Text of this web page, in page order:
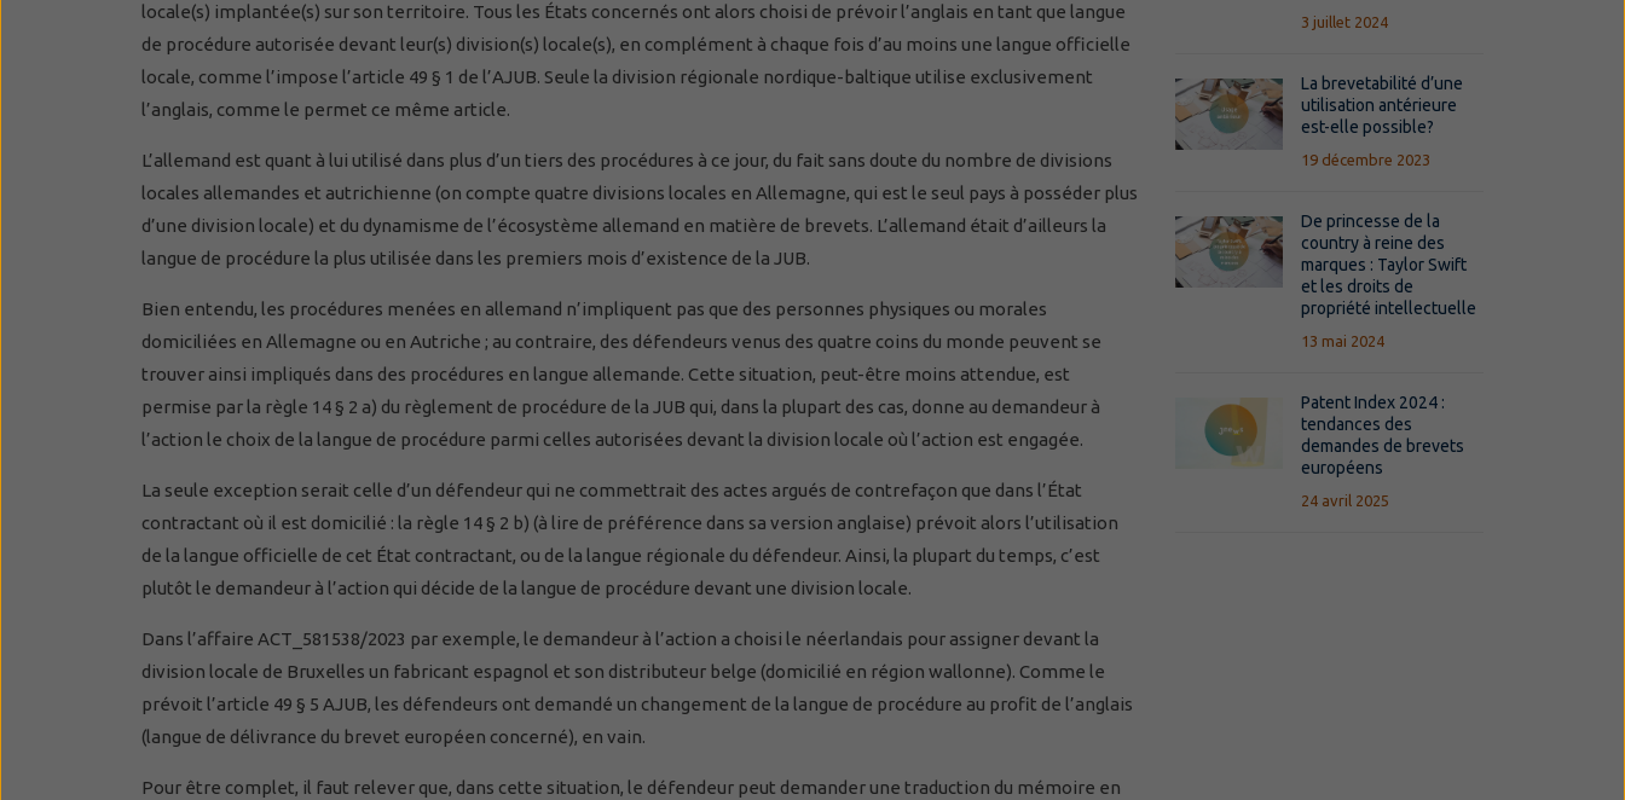
locale(s) implantée(s) sur son territoire. Tous les États concernés ont alors choisi de prévoir l’anglais en tant que langue
de procédure autorisée devant leur(s) division(s) locale(s), en complément à chaque fois d’au moins une langue officielle
locale, comme l’impose l’article 49 § 1 de l’AJUB. Seule la division régionale nordique-baltique utilise exclusivement
l’anglais, comme le permet ce même article.
L’allemand est quant à lui utilisé dans plus d’un tiers des procédures à ce jour, du fait sans doute du nombre de divisions
locales allemandes et autrichienne (on compte quatre divisions locales en Allemagne, qui est le seul pays à posséder plus
d’une division locale) et du dynamisme de l’écosystème allemand en matière de brevets. L’allemand était d’ailleurs la
langue de procédure la plus utilisée dans les premiers mois d’existence de la JUB.
Bien entendu, les procédures menées en allemand n’impliquent pas que des personnes physiques ou morales
domiciliées en Allemagne ou en Autriche ; au contraire, des défendeurs venus des quatre coins du monde peuvent se
trouver ainsi impliqués dans des procédures en langue allemande. Cette situation, peut-être moins attendue, est
permise par la règle 14 § 2 a) du règlement de procédure de la JUB qui, dans la plupart des cas, donne au demandeur à
l’action le choix de la langue de procédure parmi celles autorisées devant la division locale où l’action est engagée.
La seule exception serait celle d’un défendeur qui ne commettrait des actes argués de contrefaçon que dans l’État
contractant où il est domicilié : la règle 14 § 2 b) (à lire de préférence dans sa version anglaise) prévoit alors l’utilisation
de la langue officielle de cet État contractant, ou de la langue régionale du défendeur. Ainsi, la plupart du temps, c’est
plutôt le demandeur à l’action qui décide de la langue de procédure devant une division locale.
Dans l’affaire ACT_581538/2023 par exemple, le demandeur à l’action a choisi le néerlandais pour assigner devant la
division locale de Bruxelles un fabricant espagnol et son distributeur belge (domicilié en région wallonne). Comme le
prévoit l’article 49 § 5 AJUB, les défendeurs ont demandé un changement de la langue de procédure au profit de l’anglais
(langue de délivrance du brevet européen concerné), en vain.
Pour être complet, il faut relever que, dans cette situation, le défendeur peut demander une traduction du mémoire en
3 juillet 2024
La brevetabilité d’une
utilisation antérieure
est-elle possible?
19 décembre 2023
De princesse de la
country à reine des
marques : Taylor Swift
et les droits de
propriété intellectuelle
13 mai 2024
Patent Index 2024 :
tendances des
demandes de brevets
européens
24 avril 2025